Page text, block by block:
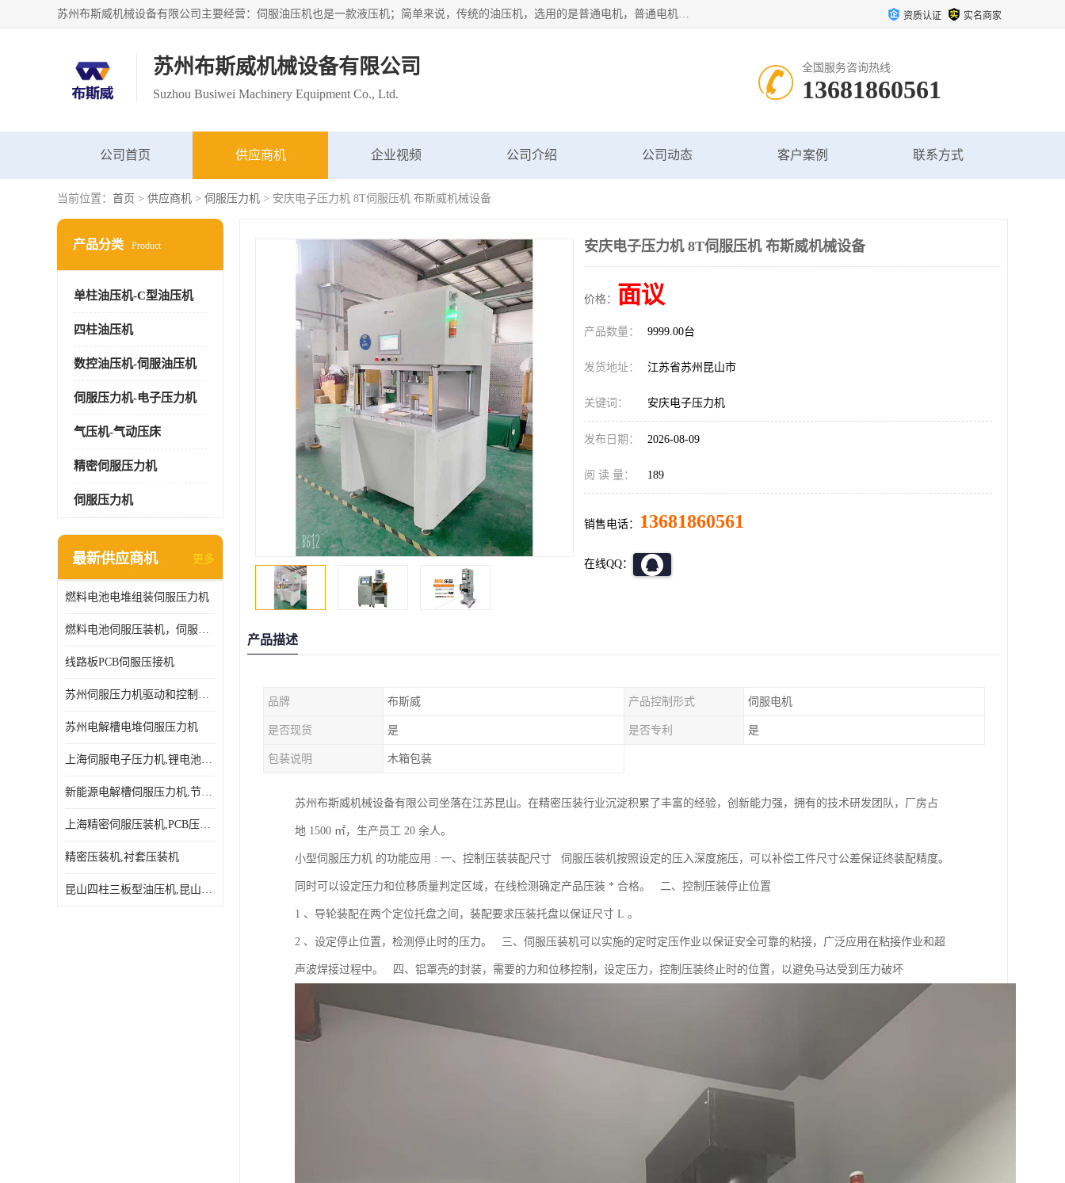
苏州布斯威机械设备有限公司主要经营：伺服油压机也是一款液压机；简单来说，传统的油压机，选用的是普通电机，普通电机容易发热，容易烧坏。伺服油压机采用先进的伺服电机，一般选用汇川 、日本大金、台达等品牌。伺服电机配套伺服泵还有伺服驱动器等部件，这样机器的电机过热，能耗的控制、机器工作的噪音都得到了完美的解决。 资质认证 实名商家
苏州布斯威机械设备有限公司
Suzhou Busiwei Machinery Equipment Co., Ltd.
全国服务咨询热线:
13681860561
公司首页 供应商机 企业视频 公司介绍 公司动态 客户案例 联系方式
当前位置： 首页 > 供应商机 > 伺服压力机 > 安庆电子压力机 8T伺服压机 布斯威机械设备
产品分类 Product
单柱油压机-C型油压机
四柱油压机
数控油压机-伺服油压机
伺服压力机-电子压力机
气压机-气动压床
精密伺服压力机
伺服压力机
最新供应商机 更多
燃料电池电堆组装伺服压力机
燃料电池伺服压装机，伺服压力机型号齐全
线路板PCB伺服压接机
苏州伺服压力机驱动和控制技术
苏州电解槽电堆伺服压力机
上海伺服电子压力机,锂电池伺服压力机 用途广发操作简单
新能源电解槽伺服压力机,节能效果达80%以上
上海精密伺服压装机,PCB压接机,线路板压接机
精密压装机,衬套压装机
昆山四柱三板型油压机,昆山精密伺服压力机
安庆电子压力机 8T伺服压机 布斯威机械设备
价格： 面议
产品数量： 9999.00台
发货地址： 江苏省苏州昆山市
关键词： 安庆电子压力机
发布日期： 2026-08-09
阅 读 量： 189
销售电话： 13681860561
在线QQ：
产品描述
品牌 布斯威 产品控制形式 伺服电机
是否现货 是 是否专利 是
包装说明 木箱包装
苏州布斯威机械设备有限公司坐落在江苏昆山。在精密压装行业沉淀积累了丰富的经验，创新能力强，拥有的技术研发团队，厂房占
地 1500 ㎡，生产员工 20 余人。
小型伺服压力机 的功能应用 : 一、控制压装装配尺寸 伺服压装机按照设定的压入深度施压，可以补偿工件尺寸公差保证终装配精度。
同时可以设定压力和位移质量判定区域，在线检测确定产品压装 * 合格。 二、控制压装停止位置
1 、导轮装配在两个定位托盘之间，装配要求压装托盘以保证尺寸 L 。
2 、设定停止位置，检测停止时的压力。 三、伺服压装机可以实施的定时定压作业以保证安全可靠的粘接，广泛应用在粘接作业和超
声波焊接过程中。 四、铝罩壳的封装，需要的力和位移控制，设定压力，控制压装终止时的位置，以避免马达受到压力破坏